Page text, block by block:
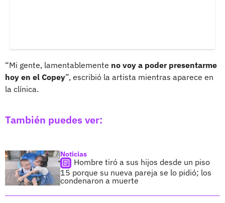
“Mi gente, lamentablemente no voy a poder presentarme
hoy en el Copey”, escribió la artista mientras aparece en
la clínica.
También puedes ver:
Noticias
Hombre tiró a sus hijos desde un piso
15 porque su nueva pareja se lo pidió; los
condenaron a muerte